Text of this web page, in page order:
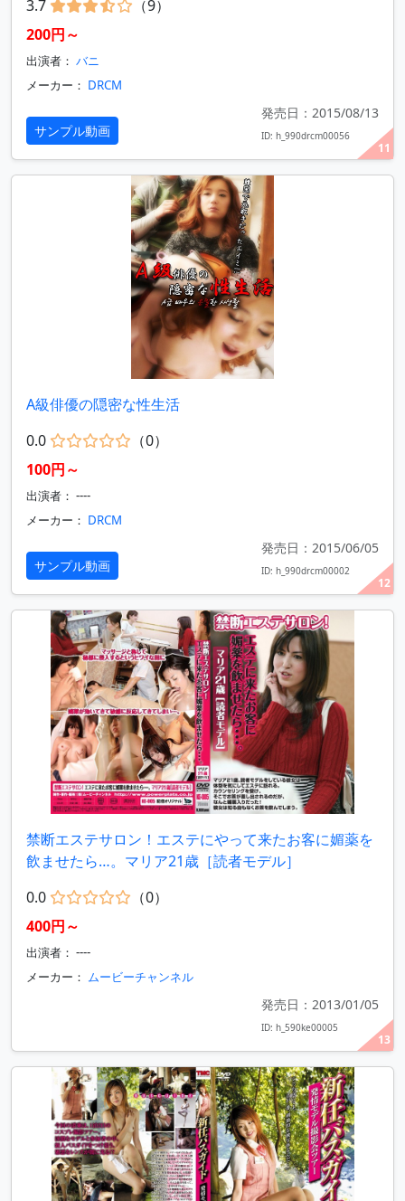
11
3.7
（9）
200円～
出演者： バニ
メーカー： DRCM
サンプル動画
発売日：2015/08/13
ID: h_990drcm00056
12
A級俳優の隠密な性生活
0.0
（0）
100円～
出演者： ----
メーカー： DRCM
サンプル動画
発売日：2015/06/05
ID: h_990drcm00002
13
禁断エステサロン！エステにやって来たお客に媚薬を
飲ませたら…。マリア21歳［読者モデル］
0.0
（0）
400円～
出演者： ----
メーカー： ムービーチャンネル
発売日：2013/01/05
ID: h_590ke00005